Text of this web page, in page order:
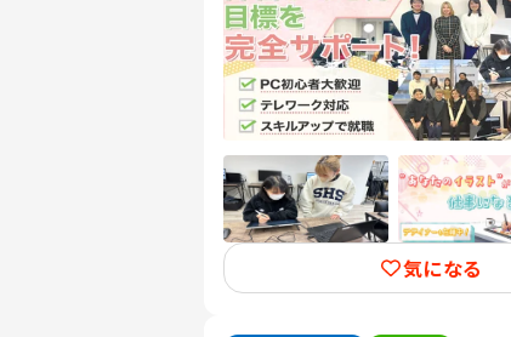
気になる